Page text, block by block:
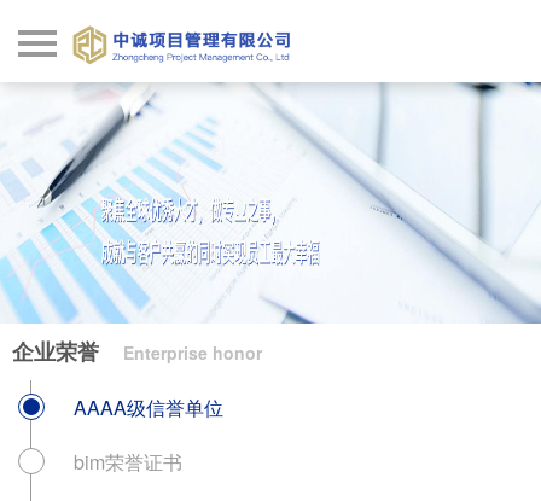
首页
关于我们
资质荣誉
业务范围
公司动态
业绩案例
人事招聘
企业荣誉 Enterprise honor
AAAA级信誉单位
bim荣誉证书